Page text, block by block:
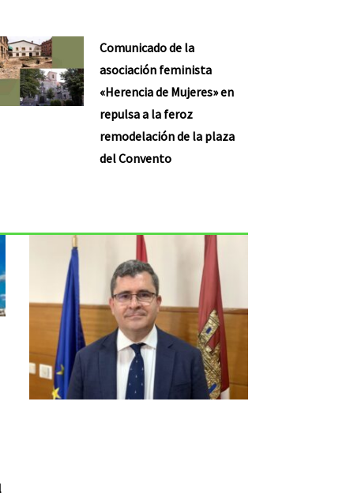
Comunicado de la
asociación feminista
«Herencia de Mujeres» en
repulsa a la feroz
remodelación de la plaza
del Convento